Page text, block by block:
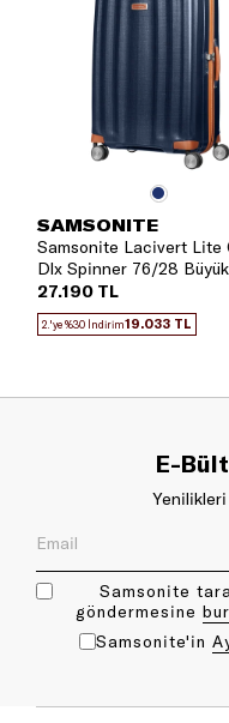
SAMSONITE
Samsonite Lacivert Lite
Dlx Spinner 76/28
Valiz
27.190 TL
2.'ye %30 İndirim19.033 TL
E-
Yenilikleri
Samsonite
göndermesine bu
Samsonite'in